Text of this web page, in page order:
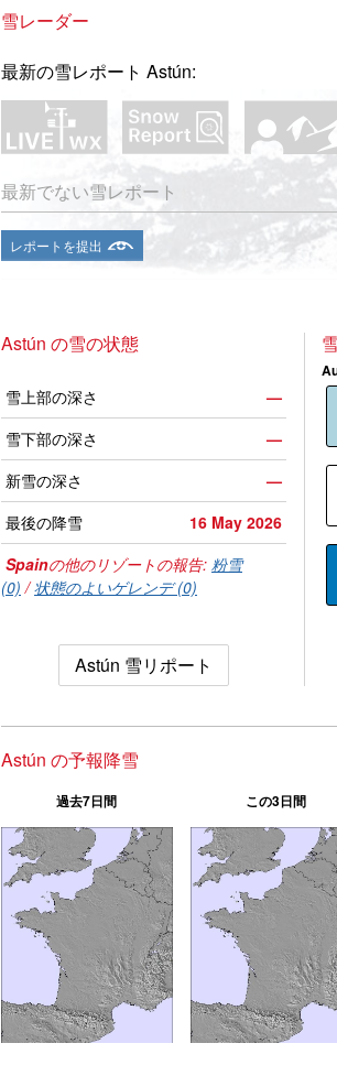
雪レーダー
最新の雪レポート Astún:
最新でない雪レポート
レポートを提出
Astún の雪の状態
雪上部の深さ
—
雪下部の深さ
—
新雪の深さ
—
最後の降雪
16 May 2026
Spainの他のリゾートの報告: 粉雪
(0) /状態のよいゲレンデ (0)
Astún 雪リポート
Astún の予報降雪
過去7日間 この3日間